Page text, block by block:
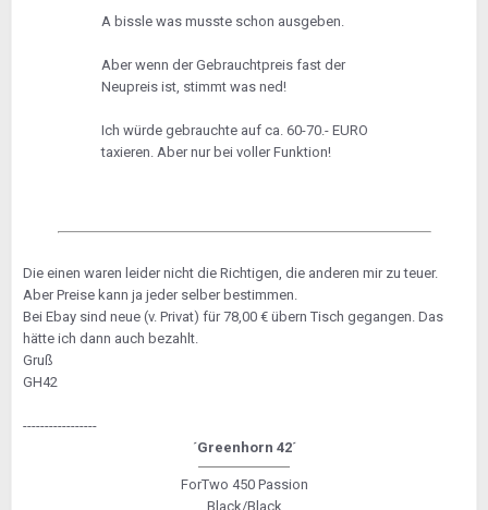
A bissle was musste schon ausgeben.
Aber wenn der Gebrauchtpreis fast der
Neupreis ist, stimmt was ned!
Ich würde gebrauchte auf ca. 60-70.- EURO
taxieren. Aber nur bei voller Funktion!
Die einen waren leider nicht die Richtigen, die anderen mir zu teuer.
Aber Preise kann ja jeder selber bestimmen.
Bei Ebay sind neue (v. Privat) für 78,00 € übern Tisch gegangen. Das
hätte ich dann auch bezahlt.
Gruß
GH42
-----------------
´Greenhorn 42´
ForTwo 450 Passion
Black/Black